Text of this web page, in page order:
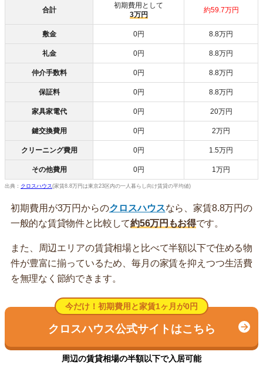
合計
初期費用として
3万円
約59.7万円
敷金 0円 8.8万円
礼金 0円 8.8万円
仲介手数料 0円 8.8万円
保証料 0円 8.8万円
家具家電代 0円 20万円
鍵交換費用 0円 2万円
クリーニング費用 0円 1.5万円
その他費用 0円 1万円
出典： クロスハウス (家賃8.8万円は東京23区内の一人暮らし向け賃貸の平均値)
初期費用が3万円からのクロスハウスなら、家賃8.8万円の
一般的な賃貸物件と比較して約56万円もお得です。
また、周辺エリアの賃貸相場と比べて半額以下で住める物
件が豊富に揃っているため、毎月の家賃を抑えつつ生活費
を無理なく節約できます。
今だけ！初期費用と家賃1ヶ月が0円
クロスハウス公式サイトはこちら
周辺の賃貸相場の半額以下で入居可能